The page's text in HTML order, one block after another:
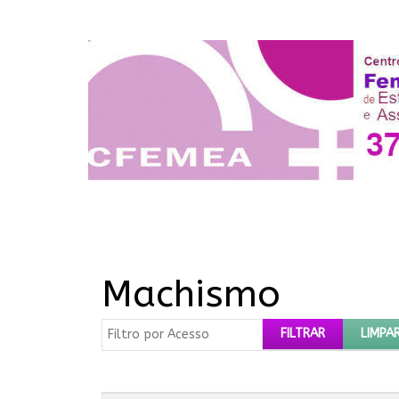
Machismo
Filtro por Acesso FILTRAR